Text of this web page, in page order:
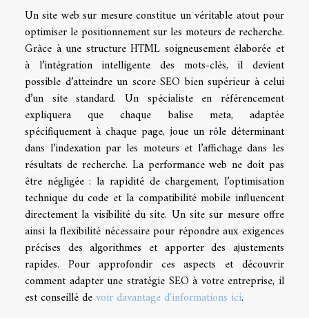
Un site web sur mesure constitue un véritable atout pour
optimiser le positionnement sur les moteurs de recherche.
Grâce à une structure HTML soigneusement élaborée et
à l’intégration intelligente des mots-clés, il devient
possible d’atteindre un score SEO bien supérieur à celui
d’un site standard. Un spécialiste en référencement
expliquera que chaque balise meta, adaptée
spécifiquement à chaque page, joue un rôle déterminant
dans l’indexation par les moteurs et l’affichage dans les
résultats de recherche. La performance web ne doit pas
être négligée : la rapidité de chargement, l’optimisation
technique du code et la compatibilité mobile influencent
directement la visibilité du site. Un site sur mesure offre
ainsi la flexibilité nécessaire pour répondre aux exigences
précises des algorithmes et apporter des ajustements
rapides. Pour approfondir ces aspects et découvrir
comment adapter une stratégie SEO à votre entreprise, il
est conseillé devoir davantage d'informations ici.